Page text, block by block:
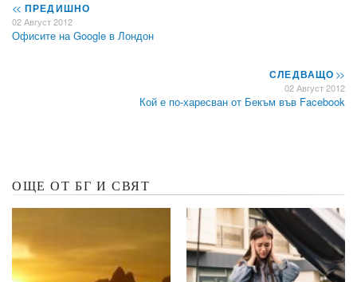
<< ПРЕДИШНО
02 Август 2012
Офисите на Google в Лондон
СЛЕДВАЩО>>
02 Август 2012
Кой е по-харесван от Бекъм във Facebook
ОЩЕ ОТ БГ И СВЯТ